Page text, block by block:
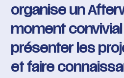
organise un
moment
présenter les
et faire